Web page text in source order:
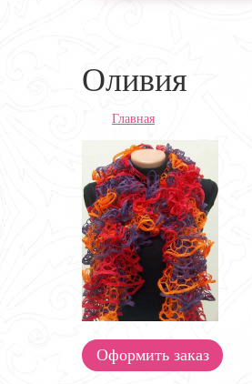
Оливия
Главная
Оформить заказ